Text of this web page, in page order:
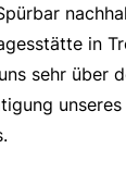
in
sehr über
unseres